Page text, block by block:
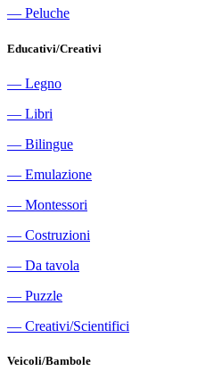
― Peluche
Educativi/Creativi
― Legno
― Libri
― Bilingue
― Emulazione
― Montessori
― Costruzioni
― Da tavola
― Puzzle
― Creativi/Scientifici
Veicoli/Bambole